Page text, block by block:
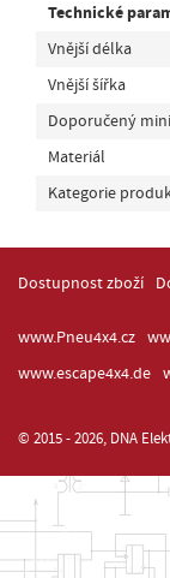
Technické
Vnější délka
Vnější šířka
Doporučený
Materiál
Kategorie
Dostupnost zboží
www.Pneu4x4.cz
www.escape4x4.de
© 2015 - 2026, DNA